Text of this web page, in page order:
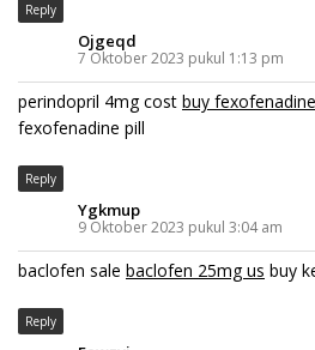
Reply
Ojgeqd
7 Oktober 2023 pukul 1:13 pm
perindopril 4mg cost buy
fexofenadine pill
Reply
Ygkmup
9 Oktober 2023 pukul 3:04 am
baclofen sale baclofen 25mg us buy
Reply